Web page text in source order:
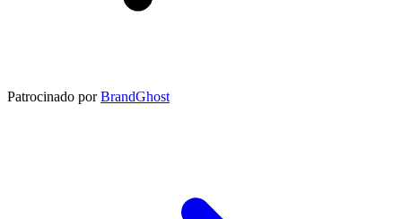
Patrocinado por BrandGhost